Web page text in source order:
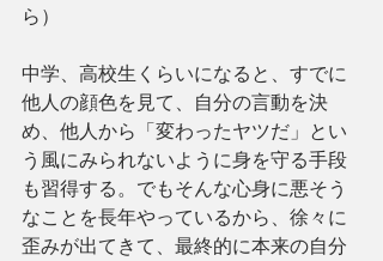
ら）
中学、高校生くらいになると、すでに
他人の顔色を見て、自分の言動を決
め、他人から「変わったヤツだ」とい
う風にみられないように身を守る手段
も習得する。でもそんな心身に悪そう
なことを長年やっているから、徐々に
歪みが出てきて、最終的に本来の自分